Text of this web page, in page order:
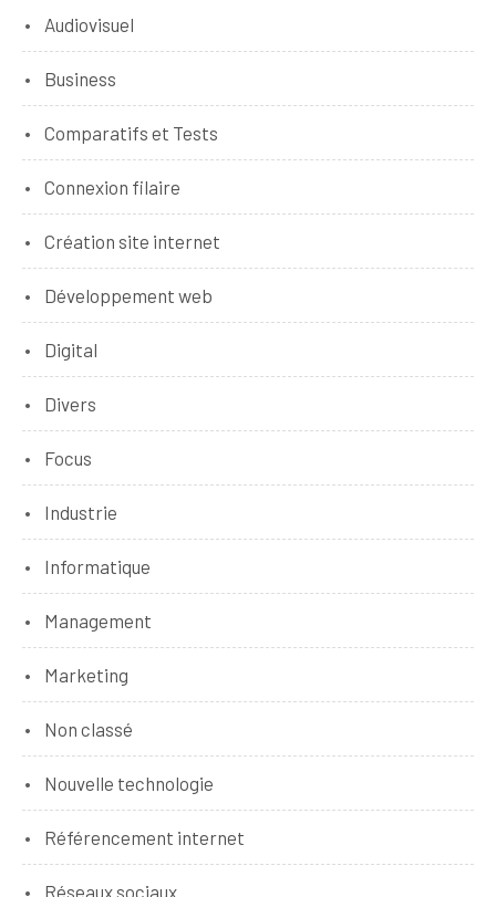
Audiovisuel
Business
Comparatifs et Tests
Connexion filaire
Création site internet
Développement web
Digital
Divers
Focus
Industrie
Informatique
Management
Marketing
Non classé
Nouvelle technologie
Référencement internet
Réseaux sociaux